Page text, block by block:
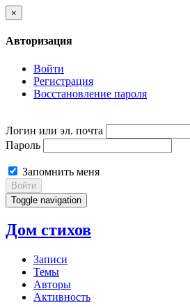
×
Авторизация
Войти
Регистрация
Восстановление пароля
Логин или эл. почта
Пароль
Запомнить меня
Войти
Toggle navigation
Дом стихов
Записи
Темы
Авторы
Активность